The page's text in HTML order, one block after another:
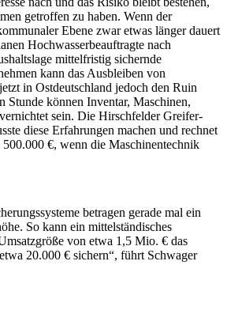
getroffen zu haben. Wenn der
Ebene zwar etwas länger dauert
Hochwasserbeauftragte nach
mittelfristig sichernde
kann das Ausbleiben von
in Ostdeutschland jedoch den Ruin
Stunde können Inventar, Maschinen,
sein. Die Hirschfelder Greifer-
diese Erfahrungen machen und rechnet
€, wenn die Maschinentechnik
betragen gerade mal ein
So kann ein mittelständisches
von etwa 1,5 Mio. € das
20.000 € sichern“, führt Schwager